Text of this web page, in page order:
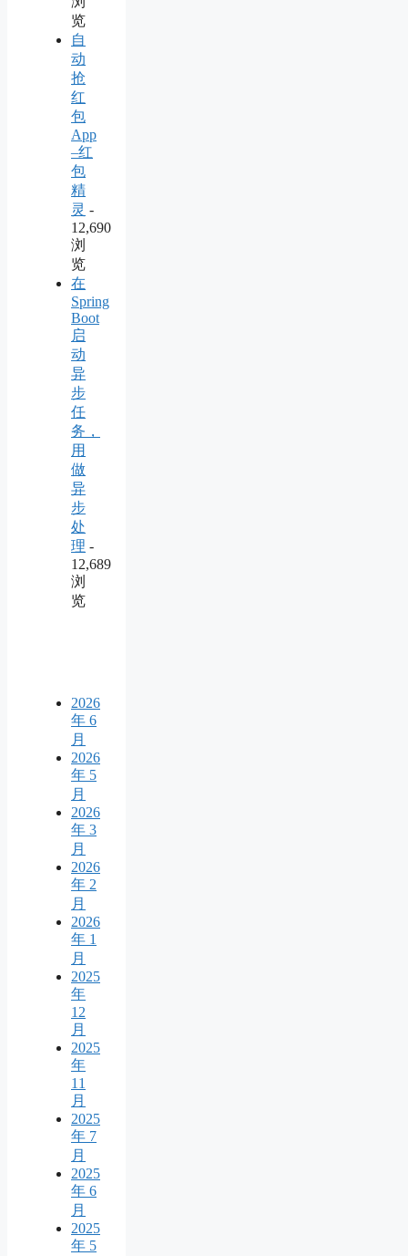
览
自
动
抢
红
包
App
–红
包
精
灵 -
12,690
浏
览
在
Spring
Boot
启
动
异
步
任
务，
用
做
异
步
处
理 -
12,689
浏
览
2026
年 6
月
2026
年 5
月
2026
年 3
月
2026
年 2
月
2026
年 1
月
2025
年
12
月
2025
年
11
月
2025
年 7
月
2025
年 6
月
2025
年 5